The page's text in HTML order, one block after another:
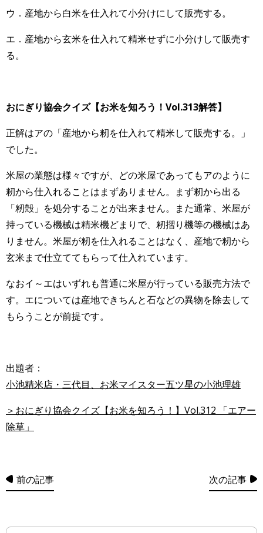
ウ．産地から白米を仕入れて小分けにして販売する。
エ．産地から玄米を仕入れて精米せずに小分けして販売す
る。
おにぎり協会クイズ【お米を知ろう！Vol.313解答】
正解はアの「産地から籾を仕入れて精米して販売する。」
でした。
米屋の業態は様々ですが、どの米屋であってもアのように
籾から仕入れることはまずありません。まず籾から出る
「籾殻」を処分することが出来ません。また通常、米屋が
持っている機械は精米機どまりで、籾摺り機等の機械はあ
りません。米屋が籾を仕入れることはなく、産地で籾から
玄米まで仕立ててもらって仕入れています。
なおイ～エはいずれも普通に米屋が行っている販売方法で
す。エについては産地できちんと石などの異物を除去して
もらうことが前提です。
出題者：
小池精米店・三代目、お米マイスター五ツ星の小池理雄
＞おにぎり協会クイズ【お米を知ろう！】Vol.312 「エアー
除草」
前の記事 次の記事